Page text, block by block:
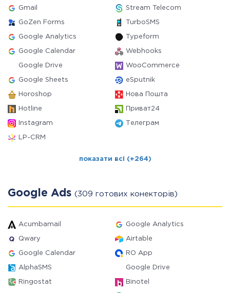
Gmail Stream Telecom
GoZen Forms TurboSMS
Google Analytics Typeform
Google Calendar Webhooks
Google Drive WooCommerce
Google Sheets eSputnik
Horoshop Нова Пошта
Hotline Приват24
Instagram Телеграм
LP-CRM
показати всі (+264)
Google Ads (309 готових конекторів)
Acumbamail Google Analytics
Qwary Airtable
Google Calendar RO App
AlphaSMS Google Drive
Ringostat Binotel